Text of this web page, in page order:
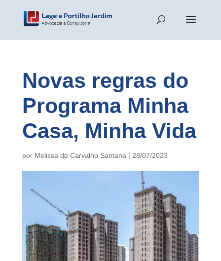
Novas regras do
Programa Minha
Casa, Minha Vida
por Melissa de Carvalho Santana | 28/07/2023